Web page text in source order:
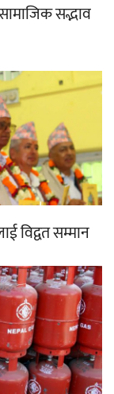
सद्भाव
विद्वत सम्मान